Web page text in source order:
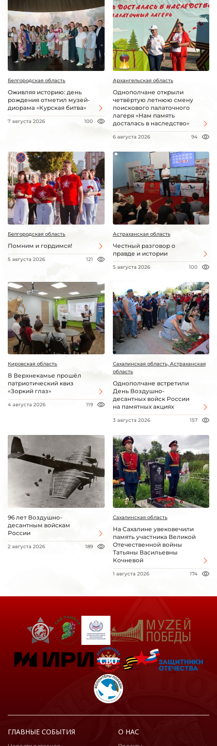
Белгородская область
Оживляя историю: день
рождения отметил музей-
диорама «Курская битва»
7 августа 2026 100
Архангельская область
Однополчане открыли
четвёртую летнюю смену
поискового палаточного
лагеря «Нам память
досталась в наследство»
6 августа 2026 94
Белгородская область
Помним и гордимся!
5 августа 2026 121
Астраханская область
Честный разговор о
правде и истории
5 августа 2026 100
Кировская область
В Верхнекамье прошёл
патриотический квиз
«Зоркий глаз»
4 августа 2026 119
Сахалинская область, Астраханская
область
Однополчане встретили
День Воздушно-
десантных войск России
на памятных акциях
3 августа 2026 157
96 лет Воздушно-
десантным войскам
России
2 августа 2026 189
Сахалинская область
На Сахалине увековечили
память участника Великой
Отечественной войны
Татьяны Васильевны
Кочневой
1 августа 2026 174
ГЛАВНЫЕ СОБЫТИЯ О НАС